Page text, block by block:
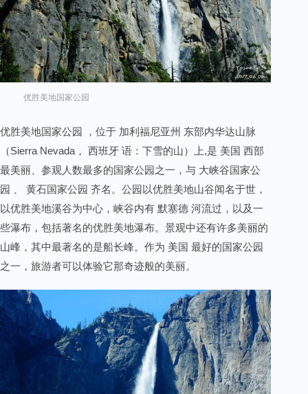
优胜美地国家公园
优胜美地国家公园 ，位于 加利福尼亚州 东部内华达山脉
（Sierra Nevada， 西班牙 语：下雪的山）上,是 美国 西部
最美丽、参观人数最多的国家公园之一，与 大峡谷国家公
园 、 黄石国家公园 齐名。公园以优胜美地山谷闻名于世，
以优胜美地溪谷为中心，峡谷内有 默塞德 河流过，以及一
些瀑布，包括著名的优胜美地瀑布。景观中还有许多美丽的
山峰，其中最著名的是船长峰。作为 美国 最好的国家公园
之一，旅游者可以体验它那奇迹般的美丽。